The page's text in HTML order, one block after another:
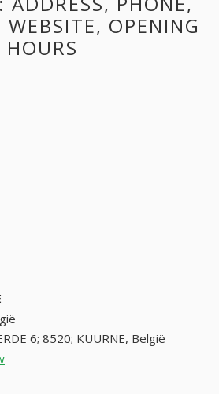
OPENING
HOURS
6; 8520; KUURNE, België